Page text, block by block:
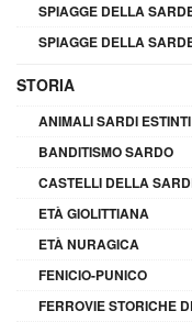
SPIAGGE DELLA
SPIAGGE DELLA
STORIA
ANIMALI SARDI ESTINTI
BANDITISMO SARDO
CASTELLI DELLA
ETÀ GIOLITTIANA
ETÀ NURAGICA
FENICIO-PUNICO
FERROVIE STORICHE